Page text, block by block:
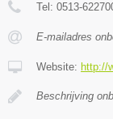
Tel: 0513-
E-mailadres
Website: http://
Beschrijving